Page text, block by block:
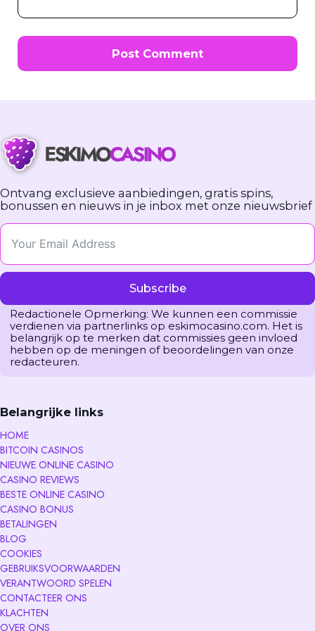
Ontvang exclusieve aanbiedingen, gratis spins,
bonussen en nieuws in je inbox met onze nieuwsbrief
Subscribe
Redactionele Opmerking: We kunnen een commissie
verdienen via partnerlinks op eskimocasino.com. Het is
belangrijk op te merken dat commissies geen invloed
hebben op de meningen of beoordelingen van onze
redacteuren.
Belangrijke links
HOME
BITCOIN CASINOS
NIEUWE ONLINE CASINO
CASINO REVIEWS
BESTE ONLINE CASINO
CASINO BONUS
BETALINGEN
BLOG
COOKIES
GEBRUIKSVOORWAARDEN
VERANTWOORD SPELEN
CONTACTEER ONS
KLACHTEN
OVER ONS